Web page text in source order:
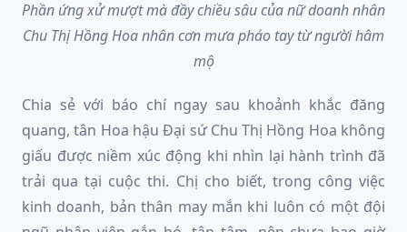
Phần ứng xửmượt mà đầy chiều sâucủa nữ doanh nhân
Chu Thị Hồng Hoa nhân cơn mưa pháo tay từ người hâm
mộ
Chia sẻ với báo chí ngay sau khoảnh khắc đăng
quang, tân Hoa hậu Đại sứ Chu Thị Hồng Hoa không
giấu được niềm xúc động khi nhìn lại hành trình đã
trải qua tại cuộc thi. Chị cho biết, trong công việc
kinh doanh, bản thân may mắn khi luôn có một đội